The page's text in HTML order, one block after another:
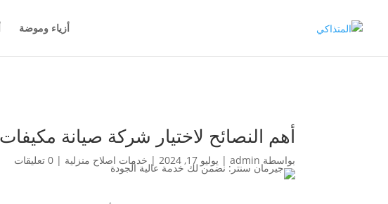
أزياء وموضة
أهم النصائح لاختيار شركة صيانة
بواسطة admin
| يوليو 17, 2024 | خدمات اصلاح منزلية | 0 تعليقات